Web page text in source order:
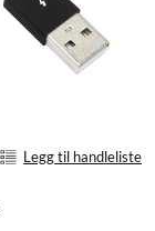
Legg til handleliste